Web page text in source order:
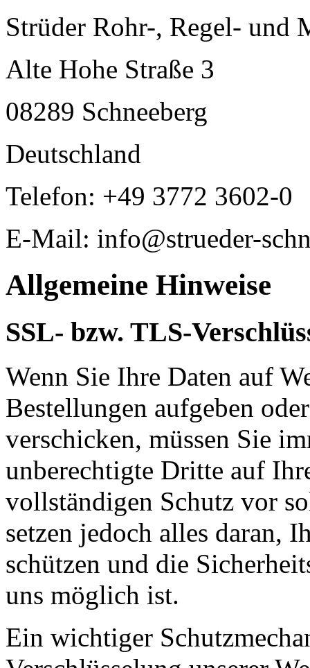
Strüder Rohr-, Regel- und
Alte Hohe Straße 3
08289 Schneeberg
Deutschland
Telefon: +49 3772 3602-0
E-Mail: info@strueder-
Allgemeine Hinweise
SSL- bzw. TLS-
Wenn Sie Ihre Daten auf
Bestellungen aufgeben
verschicken, müssen Sie
unberechtigte Dritte auf
vollständigen Schutz vor
setzen jedoch alles daran,
schützen und die
uns möglich ist.
Ein wichtiger